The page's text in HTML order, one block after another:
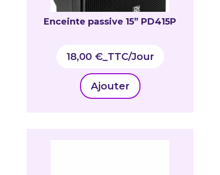
Enceinte passive 15” PD415P
18,00 €_TTC
Ajouter